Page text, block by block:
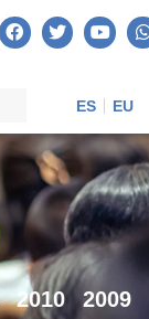
ES EU
2010
2009